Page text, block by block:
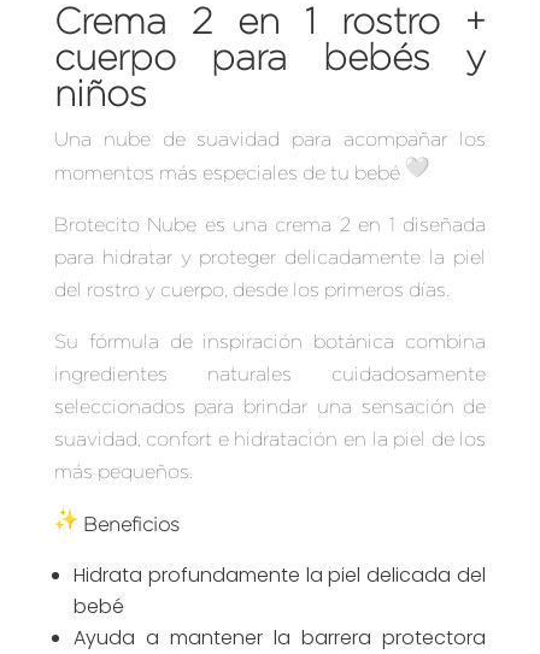
CUERPO
PARA
BEBÉS
Y
NIÑOS
-
BROTECITO
CANTIDAD
Crema 2 en 1 rostro +
cuerpo para bebés y
niños
Una nube de suavidad para acompañar los
momentos más especiales de tu bebé
Brotecito Nube es una crema 2 en 1 diseñada
para hidratar y proteger delicadamente la piel
del rostro y cuerpo, desde los primeros días.
Su fórmula de inspiración botánica combina
ingredientes naturales cuidadosamente
seleccionados para brindar una sensación de
suavidad, confort e hidratación en la piel de los
más pequeños.
Beneficios
Hidrata profundamente la piel delicada del
bebé
Ayuda a mantener la barrera protectora